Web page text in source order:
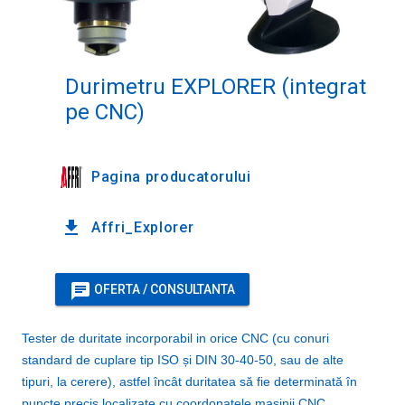
Durimetru EXPLORER (integrat
pe CNC)
Pagina producatorului
file_download Affri_Explorer
chat OFERTA / CONSULTANTA
Tester de duritate incorporabil in orice CNC (cu conuri
standard de cuplare tip ISO și DIN 30-40-50, sau de alte
tipuri, la cerere), astfel încât duritatea să fie determinată în